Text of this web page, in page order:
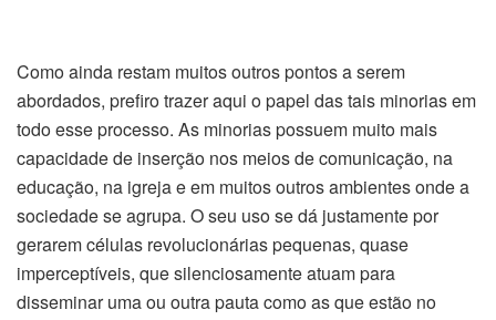
Como ainda restam muitos outros pontos a serem
abordados, prefiro trazer aqui o papel das tais minorias em
todo esse processo. As minorias possuem muito mais
capacidade de inserção nos meios de comunicação, na
educação, na igreja e em muitos outros ambientes onde a
sociedade se agrupa. O seu uso se dá justamente por
gerarem células revolucionárias pequenas, quase
imperceptíveis, que silenciosamente atuam para
disseminar uma ou outra pauta como as que estão no